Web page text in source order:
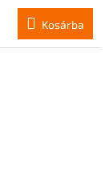
Kosárba